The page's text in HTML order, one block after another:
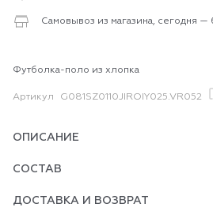
Самовывоз из магазина, сегодня —
Футболка-поло из хлопка
Артикул G081SZ0110JIROIY025.VR052
ОПИСАНИЕ
СОСТАВ
ДОСТАВКА И ВОЗВРАТ